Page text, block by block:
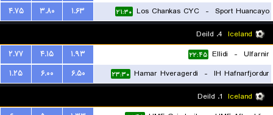
Sport Huancayo
-
Los Chankas CYC ۲۱:۳۰ ۱.۶۳ ۳.۸۰
۴.۷۵
Iceland
Ulfarnir
-
Ellidi ۲۲:۴۵ ۱.۹۳ ۴.۱۵
۲.۷۷
IH Hafnarfjordur
-
Hamar Hveragerdi ۲۳:۳۰ ۶.۵۰ ۶.۰۰
۱.۲۵
Iceland